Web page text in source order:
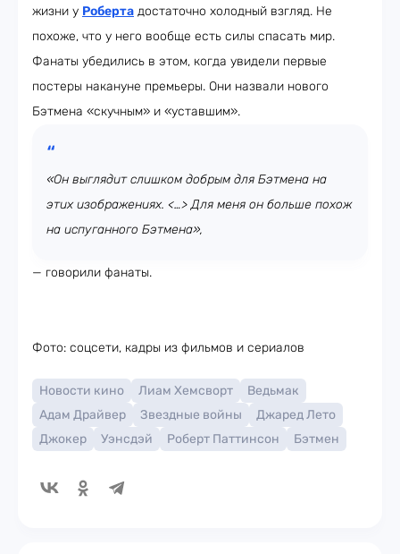
жизни у Роберта достаточно холодный взгляд. Не
похоже, что у него вообще есть силы спасать мир.
Фанаты убедились в этом, когда увидели первые
постеры накануне премьеры. Они назвали нового
Бэтмена «скучным» и «уставшим».
«Он выглядит слишком добрым для Бэтмена на
этих изображениях. <…> Для меня он больше похож
на испуганного Бэтмена»,
— говорили фанаты.
Фото: соцсети, кадры из фильмов и сериалов
Новости кино Лиам Хемсворт
Ведьмак
Адам Драйвер
Звездные войны
Джаред Лето
Джокер
Уэнсдэй Роберт Паттинсон Бэтмен